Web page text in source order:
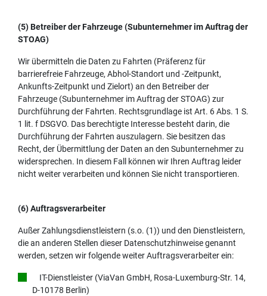
(5) Betreiber der Fahrzeuge (Subunternehmer im Auftrag der
STOAG)
Wir übermitteln die Daten zu Fahrten (Präferenz für
barrierefreie Fahrzeuge, Abhol-Standort und -Zeitpunkt,
Ankunfts-Zeitpunkt und Zielort) an den Betreiber der
Fahrzeuge (Subunternehmer im Auftrag der STOAG) zur
Durchführung der Fahrten. Rechtsgrundlage ist Art. 6 Abs. 1 S.
1 lit. f DSGVO. Das berechtigte Interesse besteht darin, die
Durchführung der Fahrten auszulagern. Sie besitzen das
Recht, der Übermittlung der Daten an den Subunternehmer zu
widersprechen. In diesem Fall können wir Ihren Auftrag leider
nicht weiter verarbeiten und können Sie nicht transportieren.
(6) Auftragsverarbeiter
Außer Zahlungsdienstleistern (s.o. (1)) und den Dienstleistern,
die an anderen Stellen dieser Datenschutzhinweise genannt
werden, setzen wir folgende weiter Auftragsverarbeiter ein:
IT-Dienstleister (ViaVan GmbH, Rosa-Luxemburg-Str. 14,
D-10178 Berlin)